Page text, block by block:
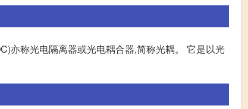
亦称光电隔离器或光电耦合器,简称光耦。 它是以光